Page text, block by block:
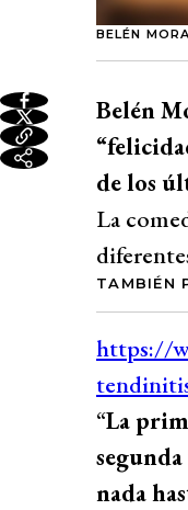
BELÉN
Belén
de los
La
TAMBIÉN
“La
nada